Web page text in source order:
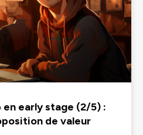
early stage (2/5) :
de valeur